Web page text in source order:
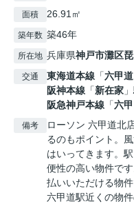
面積 26.91㎡
築年数 築46年
所在地 兵庫県神戸市灘区
交通 東海道本線 「六甲道
阪神本線 「新在家
阪急神戸本線 「六甲
備考
ローソン 六甲道北
るのもポイント。
はいってきます。
便性の高い物件で
払いいただける物
六甲道駅近くの物